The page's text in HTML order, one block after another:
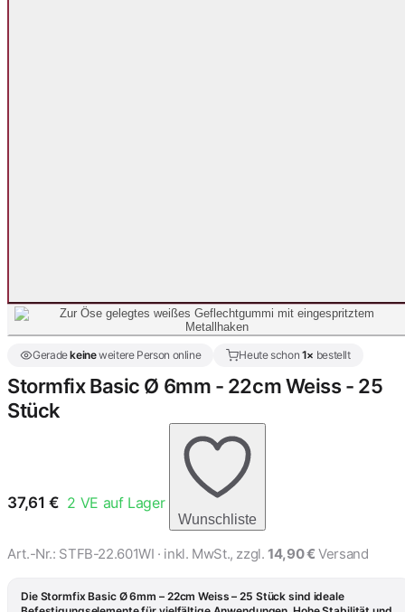
Geradekeineweitere Person online Heute schon 1× bestellt
Stormfix Basic Ø 6mm - 22cm Weiss - 25
Stück
37,61 € 2 VE auf Lager
Wunschliste
Art.-Nr.: STFB-22.601WI · inkl. MwSt., zzgl.14,90 € Versand
Die Stormfix Basic Ø 6mm – 22cm Weiss – 25 Stück sind ideale